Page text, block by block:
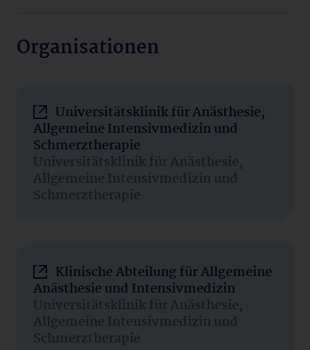
Organisationen
Universitätsklinik für Anästhesie,
Allgemeine Intensivmedizin und
Schmerztherapie
Universitätsklinik für Anästhesie,
Allgemeine Intensivmedizin und
Schmerztherapie
Klinische Abteilung für Allgemeine
Anästhesie und Intensivmedizin
Universitätsklinik für Anästhesie,
Allgemeine Intensivmedizin und
Schmerztherapie